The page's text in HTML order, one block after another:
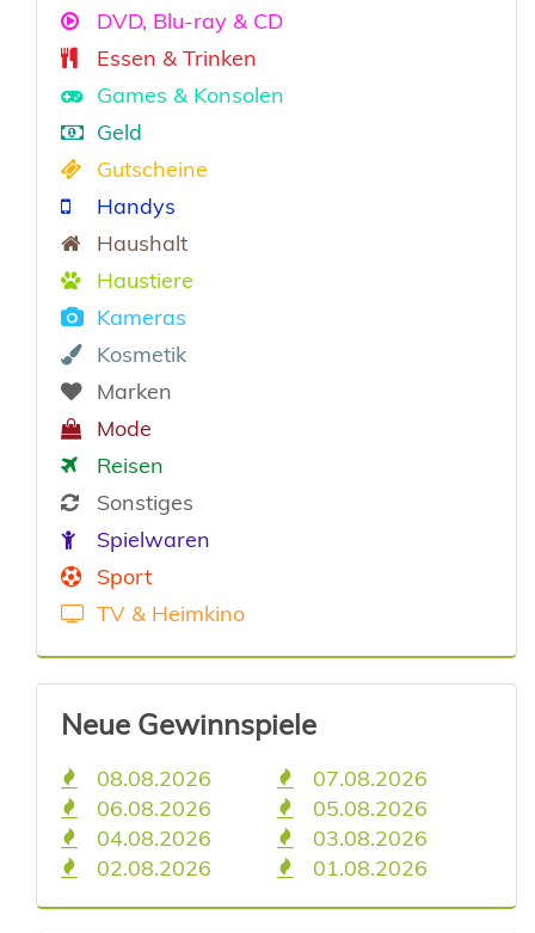
DVD, Blu-ray & CD
Essen & Trinken
Games & Konsolen
Geld
Gutscheine
Handys
Haushalt
Haustiere
Kameras
Kosmetik
Marken
Mode
Reisen
Sonstiges
Spielwaren
Sport
TV & Heimkino
Neue Gewinnspiele
08.08.2026
07.08.2026
06.08.2026
05.08.2026
04.08.2026
03.08.2026
02.08.2026
01.08.2026